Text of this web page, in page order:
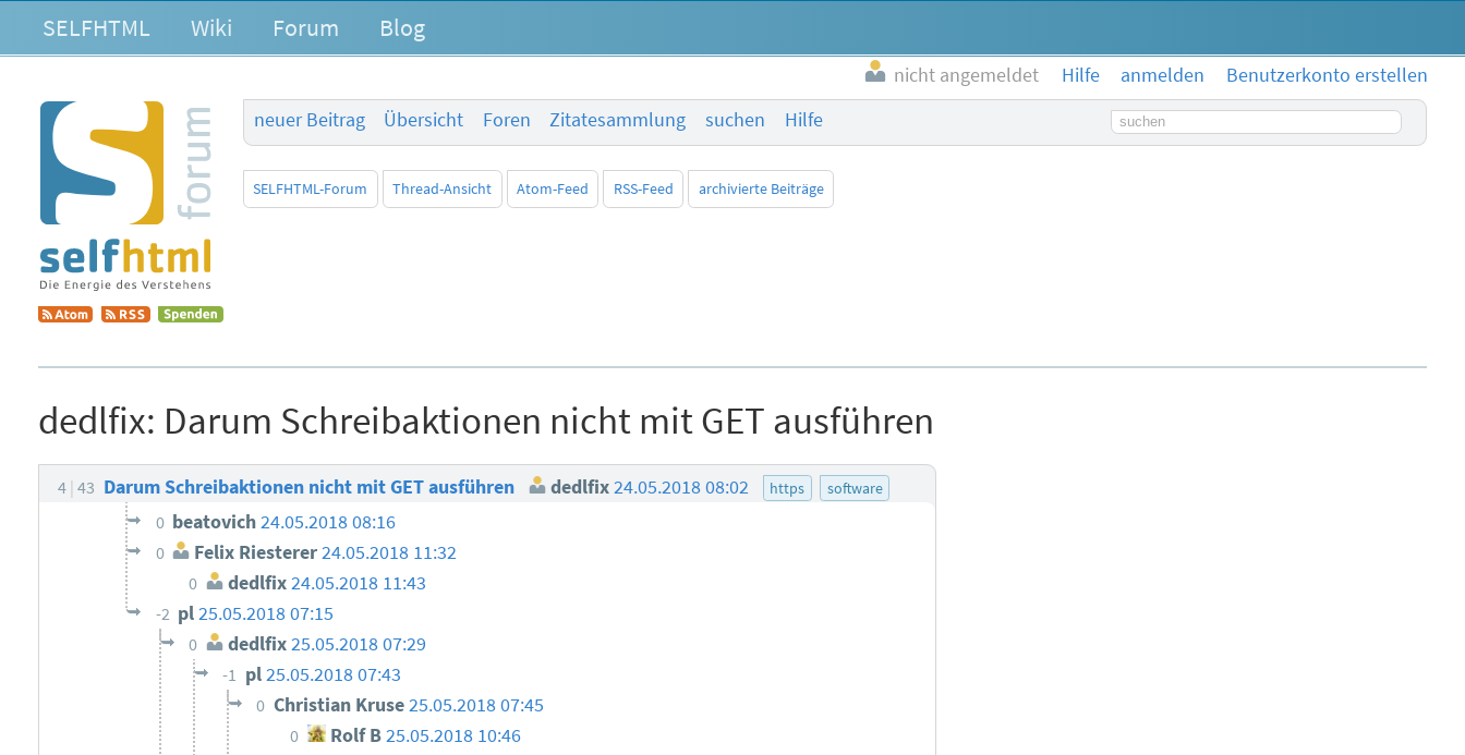
SELFHTML Wiki Forum Blog
nicht angemeldet Hilfe anmelden
Benutzerkonto erstellen
neuer Beitrag
Übersicht Foren Zitatesammlung suchen Hilfe Suchbegriff
SELFHTML-Forum Thread-Ansicht Atom-Feed RSS-Feed archivierte Beiträge
dedlfix: Darum Schreibaktionen nicht mit GET ausführen
4 43 Darum Schreibaktionen nicht mit GET ausführen dedlfix24.05.2018 08:02 https software
0 beatovich24.05.2018 08:16
0 Felix Riesterer24.05.2018 11:32
0 dedlfix24.05.2018 11:43
-2 pl25.05.2018 07:15
0 dedlfix25.05.2018 07:29
-1 pl25.05.2018 07:43
0 Christian Kruse25.05.2018 07:45
0 Rolf B25.05.2018 10:46